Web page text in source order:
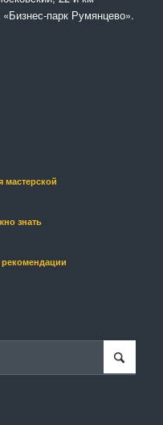
парк Румянцево».
мастерской
знать